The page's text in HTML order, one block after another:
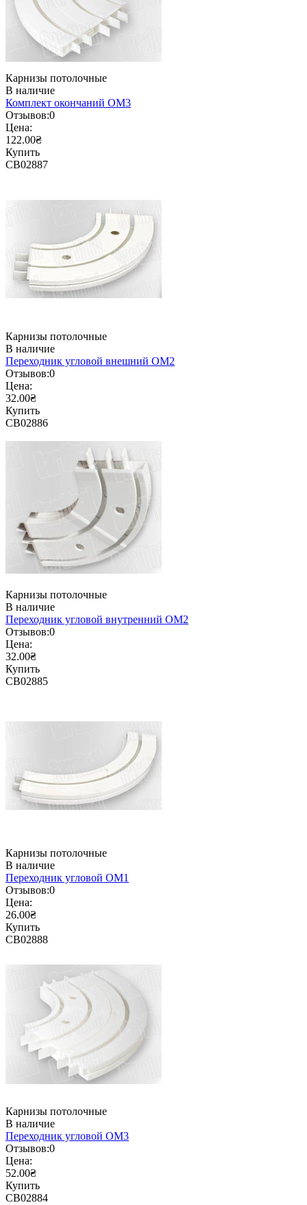
Карнизы потолочные
В наличие
Комплект окончаний ОМ3
Отзывов:0
Цена:
122.00₴
Купить
CB02887
Карнизы потолочные
В наличие
Переходник угловой внешний ОМ2
Отзывов:0
Цена:
32.00₴
Купить
CB02886
Карнизы потолочные
В наличие
Переходник угловой внутренний ОМ2
Отзывов:0
Цена:
32.00₴
Купить
CB02885
Карнизы потолочные
В наличие
Переходник угловой ОМ1
Отзывов:0
Цена:
26.00₴
Купить
CB02888
Карнизы потолочные
В наличие
Переходник угловой ОМ3
Отзывов:0
Цена:
52.00₴
Купить
CB02884